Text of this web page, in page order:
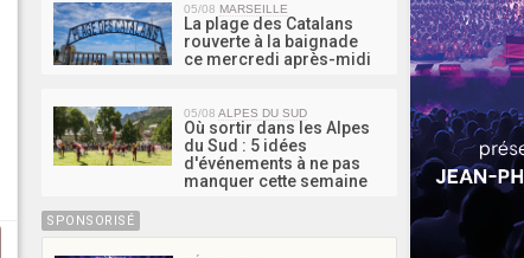
05/08 MARSEILLE
La plage des Catalans
rouverte à la baignade
ce mercredi après-midi
05/08 ALPES DU SUD
Où sortir dans les Alpes
du Sud : 5 idées
d'événements à ne pas
manquer cette semaine
SPONSORISÉ